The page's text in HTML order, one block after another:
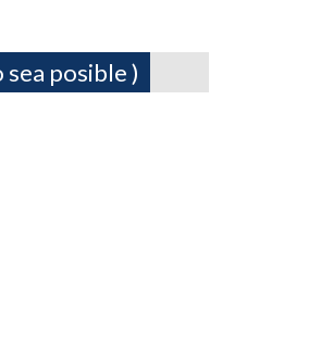
posible )